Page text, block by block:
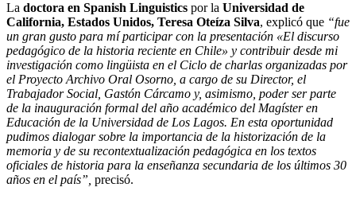
La doctora en Spanish Linguistics por la Universidad de
California, Estados Unidos, Teresa Oteíza Silva, explicó que “fue
un gran gusto para mí participar con la presentación «El discurso
pedagógico de la historia reciente en Chile» y contribuir desde mi
investigación como lingüista en el Ciclo de charlas organizadas por
el Proyecto Archivo Oral Osorno, a cargo de su Director, el
Trabajador Social, Gastón Cárcamo y, asimismo, poder ser parte
de la inauguración formal del año académico del Magíster en
Educación de la Universidad de Los Lagos. En esta oportunidad
pudimos dialogar sobre la importancia de la historización de la
memoria y de su recontextualización pedagógica en los textos
oficiales de historia para la enseñanza secundaria de los últimos 30
años en el país”, precisó.